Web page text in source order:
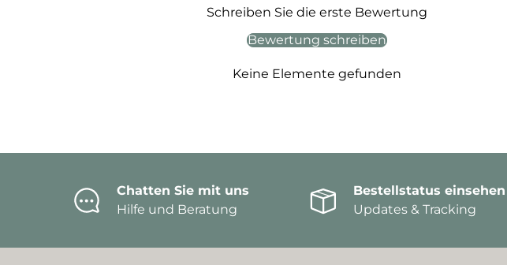
Schreiben Sie die erste Bewertung
Bewertung schreiben
Keine Elemente gefunden
Chatten Sie mit uns
Hilfe und Beratung
Bestellstatus einsehen
Updates & Tracking